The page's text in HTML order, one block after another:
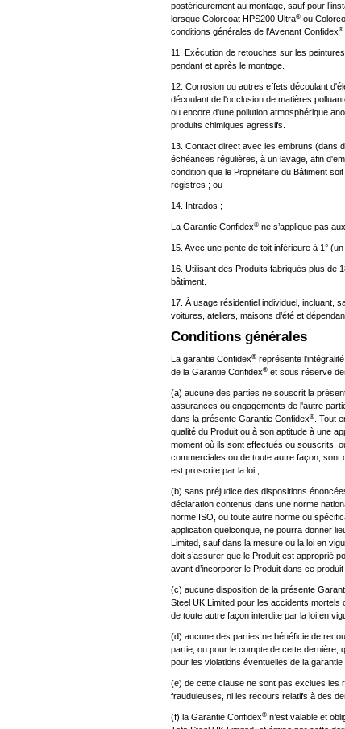
e
m
e
n
t
postérieurement au montage, sauf pour
lorsque Colorcoat HPS200 Ultra® ou
conditions générales de l’Avenant Confidex®
11. Exécution de retouches sur les
pendant et après le montage.
12. Corrosion ou autres effets découlant
découlant de l'occlusion de matières
ou encore d'une pollution atmosphérique
produits chimiques agressifs.
13. Contact direct avec les embruns (dans
échéances régulières, à un lavage, afin
condition que le Propriétaire du Bâtiment
registres ; ou
14. Intrados ;
La Garantie Confidex® ne s’applique pas
15. Avec une pente de toit inférieure à 1° (un
16. Utilisant des Produits fabriqués plus de
bâtiment.
17. À usage résidentiel individuel, incluant,
voitures, ateliers, maisons d’été et
Conditions générales
La garantie Confidex® représente
de la Garantie Confidex® et sous réserve
(a) aucune des parties ne souscrit la
assurances ou engagements de l'autre
dans la présente Garantie Confidex® . Tout
qualité du Produit ou à son aptitude à une
moment où ils sont effectués ou souscrits,
commerciales ou de toute autre façon,
est proscrite par la loi ;
(b) sans préjudice des dispositions
déclaration contenus dans une norme
norme ISO, ou toute autre norme ou
application quelconque, ne pourra donner
Limited, sauf dans la mesure où la loi en
doit s’assurer que le Produit est approprié
avant d’incorporer le Produit dans ce
(c) aucune disposition de la présente
Steel UK Limited pour les accidents
de toute autre façon interdite par la loi en
(d) aucune des parties ne bénéficie de
partie, ou pour le compte de cette dernière,
pour les violations éventuelles de la
(e) de cette clause ne sont pas exclues les
frauduleuses, ni les recours relatifs à des
(f) la Garantie Confidex® n’est valable et